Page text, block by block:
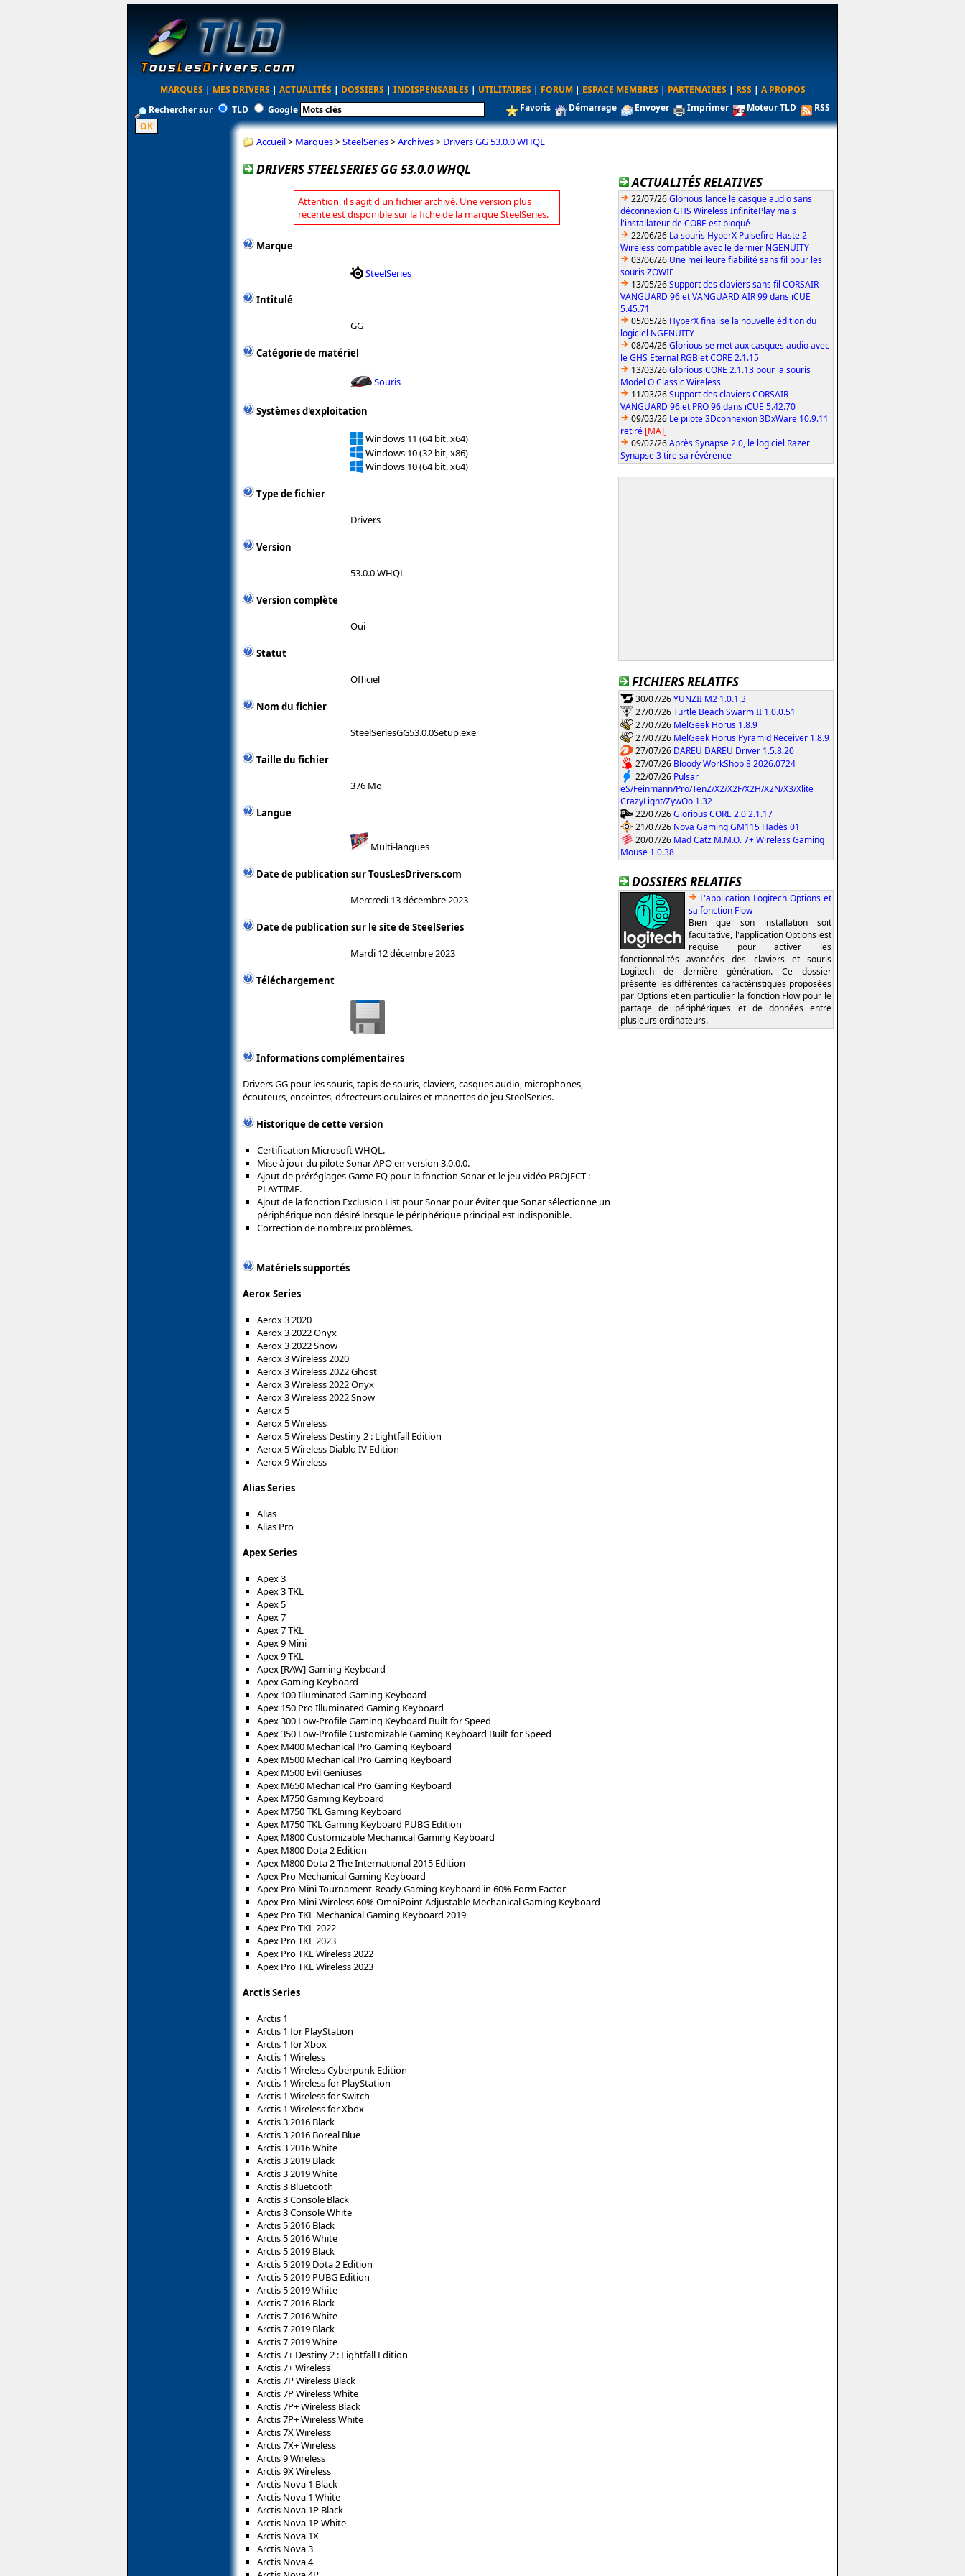
MARQUES | MES DRIVERS | ACTUALITÉS | DOSSIERS | INDISPENSABLES | UTILITAIRES | FORUM | ESPACE MEMBRES | PARTENAIRES | RSS | A PROPOS
Rechercher sur
TLD Google Favoris Démarrage Envoyer Imprimer Moteur TLD RSS
Accueil> Marques>SteelSeries>Archives> Drivers GG 53.0.0 WHQL
DRIVERS STEELSERIES GG 53.0.0 WHQL
Attention, il s'agit d'un fichier archivé. Une version plus
récente est disponible sur la fiche de la marque SteelSeries.
Marque
SteelSeries
Intitulé
GG
Catégorie de matériel
Souris
Systèmes d'exploitation
Windows 11 (64 bit, x64)
Windows 10 (32 bit, x86)
Windows 10 (64 bit, x64)
Type de fichier
Drivers
Version
53.0.0 WHQL
Version complète
Oui
Statut
Officiel
Nom du fichier
SteelSeriesGG53.0.0Setup.exe
Taille du fichier
376 Mo
Langue
Multi-langues
Date de publication sur TousLesDrivers.com
Mercredi 13 décembre 2023
Date de publication sur le site de SteelSeries
Mardi 12 décembre 2023
Téléchargement
Informations complémentaires
Drivers GG pour les souris, tapis de souris, claviers, casques audio, microphones,
écouteurs, enceintes, détecteurs oculaires et manettes de jeu SteelSeries.
Historique de cette version
Certification Microsoft WHQL.
Mise à jour du pilote Sonar APO en version 3.0.0.0.
Ajout de préréglages Game EQ pour la fonction Sonar et le jeu vidéo PROJECT :
PLAYTIME.
Ajout de la fonction Exclusion List pour Sonar pour éviter que Sonar sélectionne un
périphérique non désiré lorsque le périphérique principal est indisponible.
Correction de nombreux problèmes.
Matériels supportés
Aerox Series
Aerox 3 2020
Aerox 3 2022 Onyx
Aerox 3 2022 Snow
Aerox 3 Wireless 2020
Aerox 3 Wireless 2022 Ghost
Aerox 3 Wireless 2022 Onyx
Aerox 3 Wireless 2022 Snow
Aerox 5
Aerox 5 Wireless
Aerox 5 Wireless Destiny 2 : Lightfall Edition
Aerox 5 Wireless Diablo IV Edition
Aerox 9 Wireless
Alias Series
Alias
Alias Pro
Apex Series
Apex 3
Apex 3 TKL
Apex 5
Apex 7
Apex 7 TKL
Apex 9 Mini
Apex 9 TKL
Apex [RAW] Gaming Keyboard
Apex Gaming Keyboard
Apex 100 Illuminated Gaming Keyboard
Apex 150 Pro Illuminated Gaming Keyboard
Apex 300 Low-Profile Gaming Keyboard Built for Speed
Apex 350 Low-Profile Customizable Gaming Keyboard Built for Speed
Apex M400 Mechanical Pro Gaming Keyboard
Apex M500 Mechanical Pro Gaming Keyboard
Apex M500 Evil Geniuses
Apex M650 Mechanical Pro Gaming Keyboard
Apex M750 Gaming Keyboard
Apex M750 TKL Gaming Keyboard
Apex M750 TKL Gaming Keyboard PUBG Edition
Apex M800 Customizable Mechanical Gaming Keyboard
Apex M800 Dota 2 Edition
Apex M800 Dota 2 The International 2015 Edition
Apex Pro Mechanical Gaming Keyboard
Apex Pro Mini Tournament-Ready Gaming Keyboard in 60% Form Factor
Apex Pro Mini Wireless 60% OmniPoint Adjustable Mechanical Gaming Keyboard
Apex Pro TKL Mechanical Gaming Keyboard 2019
Apex Pro TKL 2022
Apex Pro TKL 2023
Apex Pro TKL Wireless 2022
Apex Pro TKL Wireless 2023
Arctis Series
Arctis 1
Arctis 1 for PlayStation
Arctis 1 for Xbox
Arctis 1 Wireless
Arctis 1 Wireless Cyberpunk Edition
Arctis 1 Wireless for PlayStation
Arctis 1 Wireless for Switch
Arctis 1 Wireless for Xbox
Arctis 3 2016 Black
Arctis 3 2016 Boreal Blue
Arctis 3 2016 White
Arctis 3 2019 Black
Arctis 3 2019 White
Arctis 3 Bluetooth
Arctis 3 Console Black
Arctis 3 Console White
Arctis 5 2016 Black
Arctis 5 2016 White
Arctis 5 2019 Black
Arctis 5 2019 Dota 2 Edition
Arctis 5 2019 PUBG Edition
Arctis 5 2019 White
Arctis 7 2016 Black
Arctis 7 2016 White
Arctis 7 2019 Black
Arctis 7 2019 White
Arctis 7+ Destiny 2 : Lightfall Edition
Arctis 7+ Wireless
Arctis 7P Wireless Black
Arctis 7P Wireless White
Arctis 7P+ Wireless Black
Arctis 7P+ Wireless White
Arctis 7X Wireless
Arctis 7X+ Wireless
Arctis 9 Wireless
Arctis 9X Wireless
Arctis Nova 1 Black
Arctis Nova 1 White
Arctis Nova 1P Black
Arctis Nova 1P White
Arctis Nova 1X
Arctis Nova 3
Arctis Nova 4
ACTUALITÉS RELATIVES
22/07/26Glorious lance le casque audio sans
déconnexion GHS Wireless InfinitePlay mais
l'installateur de CORE est bloqué
22/06/26 La souris HyperX Pulsefire Haste 2
Wireless compatible avec le dernier NGENUITY
03/06/26 Une meilleure fiabilité sans fil pour les
souris ZOWIE
13/05/26Support des claviers sans fil CORSAIR
VANGUARD 96 et VANGUARD AIR 99 dans iCUE
5.45.71
05/05/26 HyperX finalise la nouvelle édition du
logiciel NGENUITY
08/04/26Glorious se met aux casques audio avec
le GHS Eternal RGB et CORE 2.1.15
13/03/26Glorious CORE 2.1.13 pour la souris
Model O Classic Wireless
11/03/26Support des claviers CORSAIR
VANGUARD 96 et PRO 96 dans iCUE 5.42.70
09/03/26 Le pilote 3Dconnexion 3DxWare 10.9.11
retiré [MAJ]
09/02/26Après Synapse 2.0, le logiciel Razer
Synapse 3 tire sa révérence
FICHIERS RELATIFS
30/07/26YUNZII M2 1.0.1.3
27/07/26Turtle Beach Swarm II 1.0.0.51
27/07/26 MelGeek Horus 1.8.9
27/07/26 MelGeek Horus Pyramid Receiver 1.8.9
27/07/26 DAREU DAREU Driver 1.5.8.20
27/07/26 Bloody WorkShop 8 2026.0724
22/07/26 Pulsar
eS/Feinmann/Pro/TenZ/X2/X2F/X2H/X2N/X3/Xlite
CrazyLight/ZywOo 1.32
22/07/26Glorious CORE 2.0 2.1.17
21/07/26 Nova Gaming GM115 Hadès 01
20/07/26 Mad Catz M.M.O. 7+ Wireless Gaming
Mouse 1.0.38
DOSSIERS RELATIFS
L'application Logitech Options et
sa fonction Flow
Bien que son installation soit
facultative, l'application Options est
requise pour activer les
fonctionnalités avancées des claviers et souris
Logitech de dernière génération. Ce dossier
présente les différentes caractéristiques proposées
par Options et en particulier la fonction Flow pour le
partage de périphériques et de données entre
plusieurs ordinateurs.